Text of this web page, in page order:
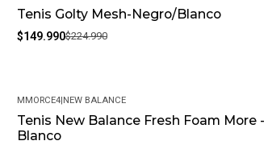
-33%
Tenis Golty Mesh-Negro/Blanco
$149.990$224.990
-30%
MMORCE4|NEW BALANCE
Tenis New Balance Fresh Foam More -
Blanco